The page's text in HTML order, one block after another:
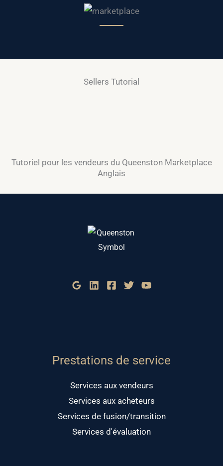
Sellers Tutorial
Tutoriel pour les vendeurs du Queenston Marketplace
Anglais
Prestations de service
Services aux vendeurs
Services aux acheteurs
Services de fusion/transition
Services d'évaluation